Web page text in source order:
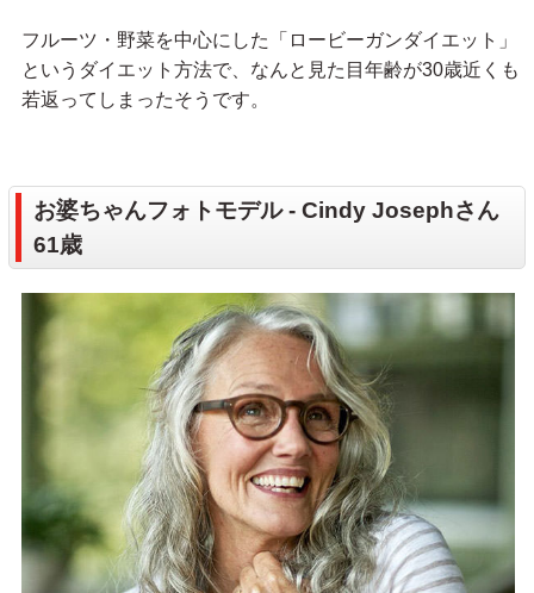
フルーツ・野菜を中心にした「ロービーガンダイエット」
というダイエット方法で、なんと見た目年齢が30歳近くも
若返ってしまったそうです。
お婆ちゃんフォトモデル - Cindy Josephさん
61歳